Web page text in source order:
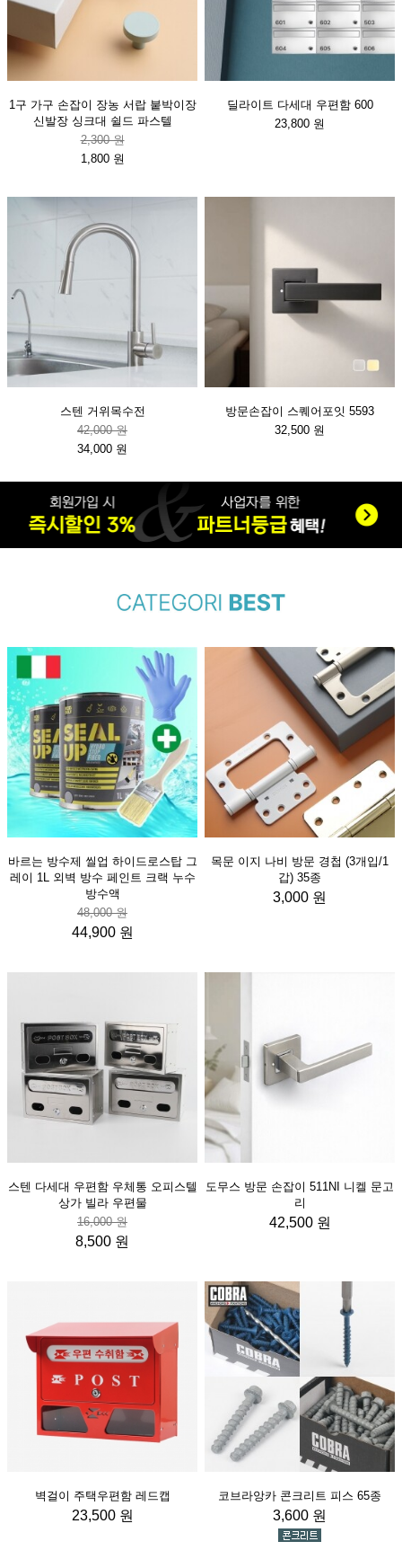
1구 가구 손잡이 장농 서랍 붙박이장
신발장 싱크대 쉴드 파스텔
2,300 원
1,800 원
딜라이트 다세대 우편함 600
23,800 원
스텐 거위목수전
42,000 원
34,000 원
방문손잡이 스퀘어포잇 5593
32,500 원
바르는 방수제 씰업 하이드로스탑 그
레이 1L 외벽 방수 페인트 크랙 누수
방수액
48,000 원
44,900 원
목문 이지 나비 방문 경첩 (3개입/1
갑) 35종
3,000 원
스텐 다세대 우편함 우체통 오피스텔
상가 빌라 우편물
16,000 원
8,500 원
도무스 방문 손잡이 511NI 니켈 문고
리
42,500 원
벽걸이 주택우편함 레드캡
23,500 원
코브라앙카 콘크리트 피스 65종
3,600 원